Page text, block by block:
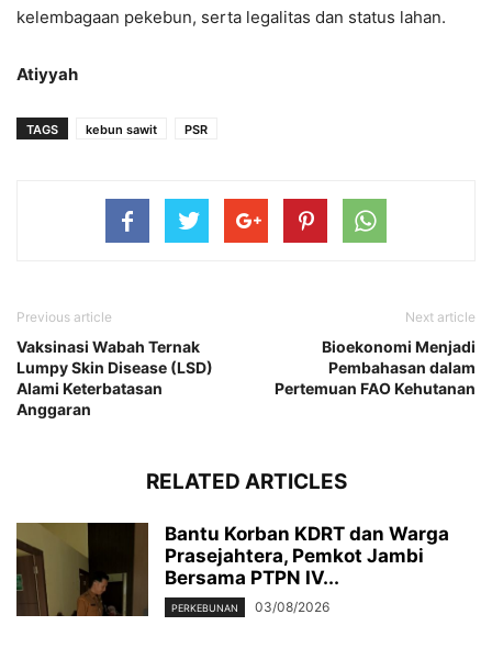
kelembagaan pekebun, serta legalitas dan status lahan.
Atiyyah
TAGS kebun sawit PSR
Previous article
Vaksinasi Wabah Ternak
Lumpy Skin Disease (LSD)
Alami Keterbatasan
Anggaran
Next article
Bioekonomi Menjadi
Pembahasan dalam
Pertemuan FAO Kehutanan
RELATED ARTICLES
Bantu Korban KDRT dan Warga
Prasejahtera, Pemkot Jambi
Bersama PTPN IV...
PERKEBUNAN 03/08/2026